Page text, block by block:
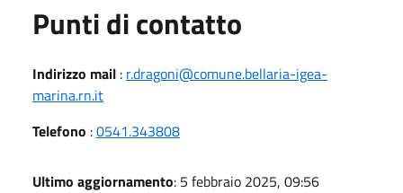
Punti di contatto
Indirizzo mail : r.dragoni@comune.bellaria-igea-
marina.rn.it
Telefono :0541.343808
Ultimo aggiornamento: 5 febbraio 2025, 09:56